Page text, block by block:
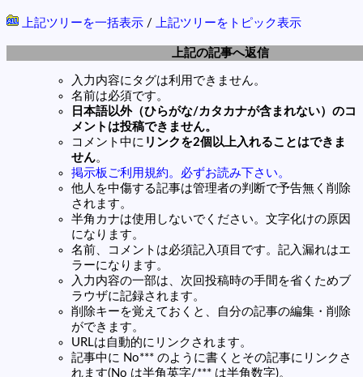
上記ツリーを一括表示 / 上記ツリーをトピック表示
上記の記事へ返信
入力内容にタグは利用できません。
名前は必須です。
日本語以外（ひらがな/カタカナが含まれない）のコ
メントは投稿できません。
コメント中に リンクを2個以上入れることはできま
せん。
掲示板ご利用規約。必ずお読み下さい。
他人を中傷する記事は管理者の判断で予告無く削除
されます。
半角カナは使用しないでください。文字化けの原因
になります。
名前、コメントは必須記入項目です。記入漏れはエ
ラーになります。
入力内容の一部は、次回投稿時の手間を省くためブ
ラウザに記録されます。
削除キーを覚えておくと、自分の記事の編集・削除
ができます。
URLは自動的にリンクされます。
記事中に No*** のように書くとその記事にリンクさ
れます(No は半角英字/*** は半角数字)。